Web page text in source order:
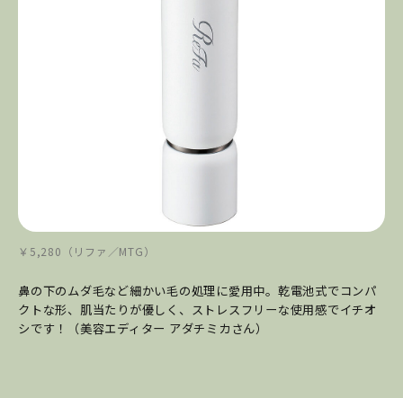
￥5,280（リファ／MTG）
鼻の下のムダ毛など細かい毛の処理に愛用中。乾電池式でコンパ
クトな形、肌当たりが優しく、ストレスフリーな使用感でイチオ
シです！（美容エディター アダチミカさん）